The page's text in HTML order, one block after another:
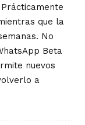
que la
No
Beta
nuevos
a